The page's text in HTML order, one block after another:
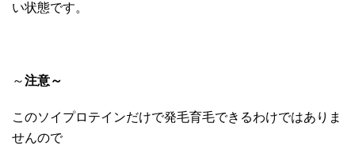
い状態です。
～注意～
このソイプロテインだけで発毛育毛できるわけではありま
せんので